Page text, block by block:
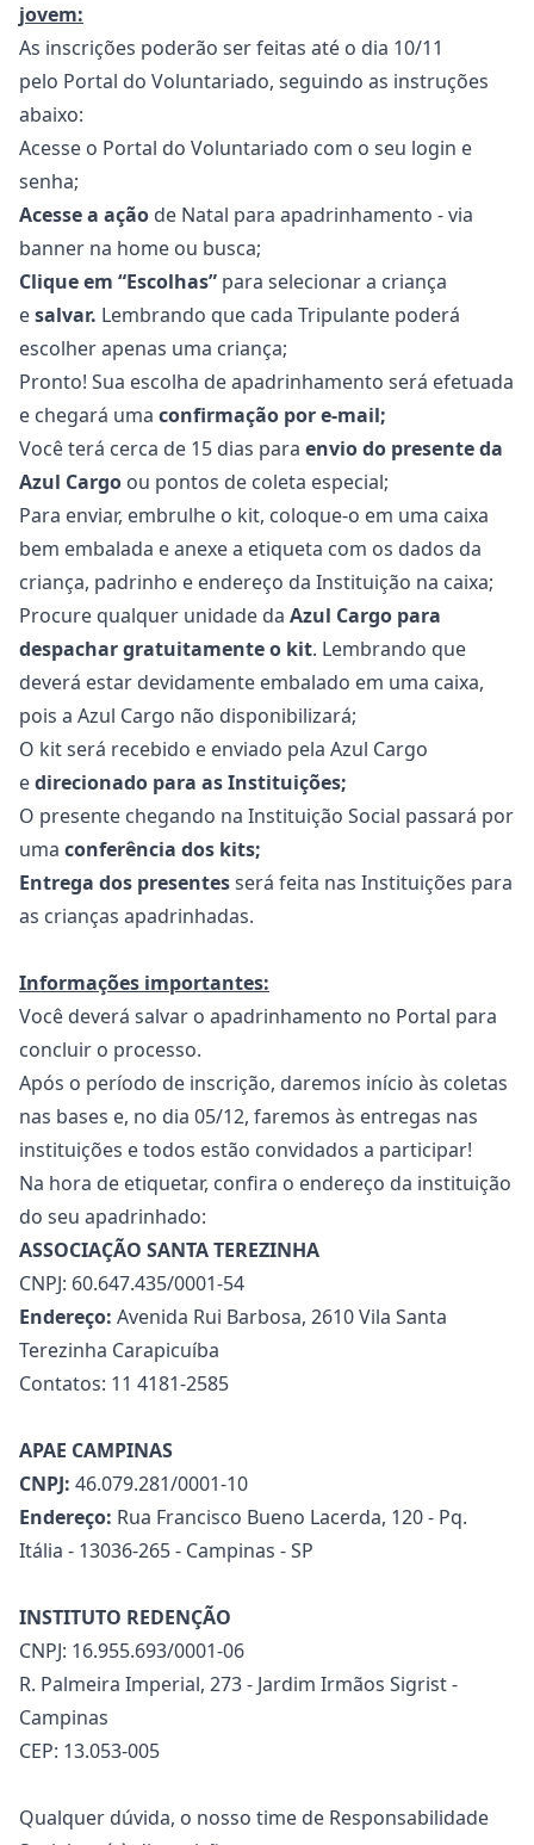
jovem:
As inscrições poderão ser feitas até o dia 10/11
pelo Portal do Voluntariado, seguindo as instruções
abaixo:
Acesse o Portal do Voluntariado com o seu login e
senha;
Acesse a ação de Natal para apadrinhamento - via
banner na home ou busca;
Clique em “Escolhas” para selecionar a criança
esalvar. Lembrando que cada Tripulante poderá
escolher apenas uma criança;
Pronto! Sua escolha de apadrinhamento será efetuada
e chegará uma confirmação por e-mail;
Você terá cerca de 15 dias para envio do presente da
Azul Cargo ou pontos de coleta especial;
Para enviar, embrulhe o kit, coloque-o em uma caixa
bem embalada e anexe a etiqueta com os dados da
criança, padrinho e endereço da Instituição na caixa;
Procure qualquer unidade da Azul Cargo para
despachar gratuitamente o kit. Lembrando que
deverá estar devidamente embalado em uma caixa,
pois a Azul Cargo não disponibilizará;
O kit será recebido e enviado pela Azul Cargo
edirecionado para as Instituições;
O presente chegando na Instituição Social passará por
uma conferência dos kits;
Entrega dos presentesserá feita nas Instituições para
as crianças apadrinhadas.
Informações importantes:
Você deverá salvar o apadrinhamento no Portal para
concluir o processo.
Após o período de inscrição, daremos início às coletas
nas bases e, no dia 05/12, faremos às entregas nas
instituições e todos estão convidados a participar!
Na hora de etiquetar, confira o endereço da instituição
do seu apadrinhado:
ASSOCIAÇÃO SANTA TEREZINHA
CNPJ: 60.647.435/0001-54
Endereço: Avenida Rui Barbosa, 2610 Vila Santa
Terezinha Carapicuíba
Contatos: 11 4181-2585
APAE CAMPINAS
CNPJ: 46.079.281/0001-10
Endereço: Rua Francisco Bueno Lacerda, 120 - Pq.
Itália - 13036-265 - Campinas - SP
INSTITUTO REDENÇÃO
CNPJ: 16.955.693/0001-06
R. Palmeira Imperial, 273 - Jardim Irmãos Sigrist -
Campinas
CEP: 13.053-005
Qualquer dúvida, o nosso time de Responsabilidade